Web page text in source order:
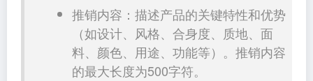
推销内容：描述产品的关键特性和优势
（如设计、风格、合身度、质地、面
料、颜色、用途、功能等）。推销内容
的最大长度为500字符。